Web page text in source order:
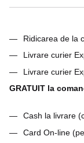
Ridicarea de la
Livrare curier
Livrare curier
GRATUIT la
Cash la livrare
Card On-line